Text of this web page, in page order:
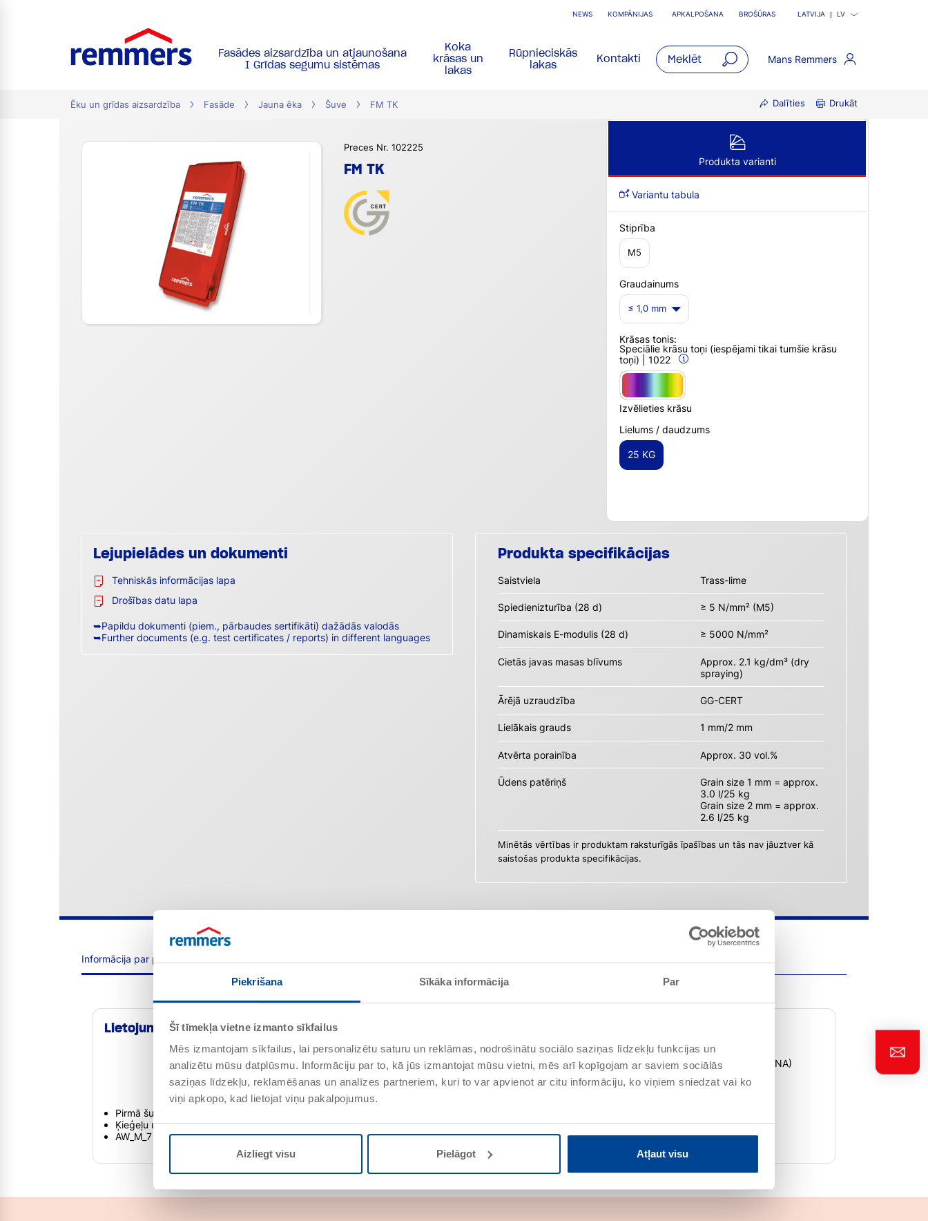
Piekrišana Sīkāka informācija Par
Šī tīmekļa vietne izmanto sīkfailus
Mēs izmantojam sīkfailus, lai personalizētu saturu un reklāmas, nodrošinātu sociālo saziņas līdzekļu funkcijas un
analizētu mūsu datplūsmu. Informāciju par to, kā jūs izmantojat mūsu vietni, mēs arī kopīgojam ar saviem sociālās
saziņas līdzekļu, reklamēšanas un analīzes partneriem, kuri to var apvienot ar citu informāciju, ko viņiem sniedzat vai ko
viņi apkopo, kad lietojat viņu pakalpojumus.
Aizliegt visu Pielāgot Atļaut visu
NEWS KOMPĀNIJAS APKALPOŠANA BROŠŪRAS LATVIJA LV
Fasādes aizsardzība un atjaunošana
I Grīdas segumu sistēmas
Koka
krāsas un
lakas
Rūpnieciskās
lakas
Kontakti Mans Remmers
Ēku un grīdas aizsardzība Fasāde Jauna ēka Šuve FM TK Dalīties Drukāt
Preces Nr. 102225
FM TK Produkta varianti
Variantu tabula
Stiprība
M5
Graudainums
≤ 1,0 mm
Krāsas tonis:
Speciālie krāsu toņi (iespējami tikai tumšie krāsu
toņi) | 1022
Izvēlieties krāsu
Lielums / daudzums
25 KG
Lejupielādes un dokumenti
Tehniskās informācijas lapa
Drošības datu lapa
➥Papildu dokumenti (piem., pārbaudes sertifikāti) dažādās valodās
➥Further documents (e.g. test certificates / reports) in different languages
Produkta specifikācijas
Saistviela Trass-lime
Spiedienizturība (28 d) ≥ 5 N/mm² (M5)
Dinamiskais E-modulis (28 d) ≥ 5000 N/mm²
Cietās javas masas blīvums
Approx. 2.1 kg/dm³ (dry
spraying)
Ārējā uzraudzība GG-CERT
Lielākais grauds 1 mm/2 mm
Atvērta porainība Approx. 30 vol.%
Ūdens patēriņš
Grain size 1 mm = approx.
3.0 l/25 kg
Grain size 2 mm = approx.
2.6 l/25 kg
Minētās vērtības ir produktam raksturīgās īpašības un tās nav jāuztver kā
saistošas produkta specifikācijas.
Informācija par produktu
Lietojuma joma
Pirmā šuvošana un šuvju labošana
Ķieģeļu un dabīgā akmens mūriem
AW_M_7
Augsta sulfāta pretestība un zems efektīvs sārmu saturs (SR/NA)
Laba sānu saķere